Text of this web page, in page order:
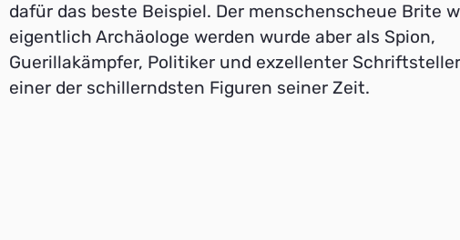
dafür das beste Beispiel. Der menschenscheue Brite
eigentlich Archäologe werden wurde aber als Spion,
Guerillakämpfer, Politiker und exzellenter
einer der schillerndsten Figuren seiner Zeit.